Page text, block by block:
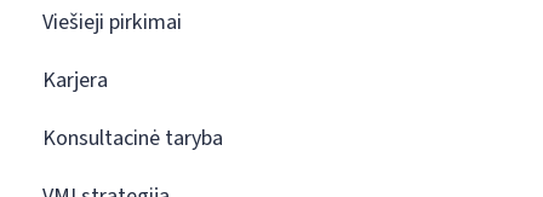
Viešieji pirkimai
Karjera
Konsultacinė taryba